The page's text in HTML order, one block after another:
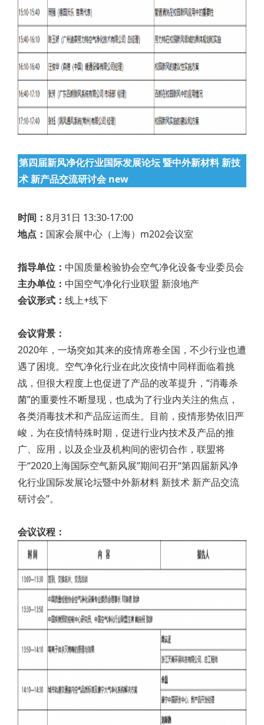
第四届新风净化行业国际发展论坛 暨中外新材料 新技
术 新产品交流研讨会 new
时间： 8月31日 13:30-17:00
地点： 国家会展中心（上海）m202会议室
指导单位： 中国质量检验协会空气净化设备专业委员会
主办单位： 中国空气净化行业联盟 新浪地产
会议形式： 线上+线下
会议背景：
2020年，一场突如其来的疫情席卷全国，不少行业也遭
遇了困境。空气净化行业在此次疫情中同样面临着挑
战，但很大程度上也促进了产品的改革提升，“消毒杀
菌”的重要性不断显现，也成为了行业内关注的焦点，
各类消毒技术和产品应运而生。目前，疫情形势依旧严
峻，为在疫情特殊时期，促进行业内技术及产品的推
广、应用，以及企业及机构间的密切合作，联盟将
于“2020上海国际空气新风展”期间召开“第四届新风净
化行业国际发展论坛暨中外新材料 新技术 新产品交流
研讨会”。
会议议程：